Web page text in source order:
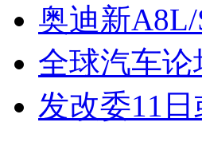
奥迪新
全球汽车
发改委11